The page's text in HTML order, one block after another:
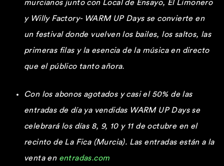
murcianos junto con Local de Ensayo, El Limonero
y Willy Factory- WARM UP Days se convierte en
un festival donde vuelven los bailes, los saltos, las
primeras filas y la esencia de la música en directo
que el público tanto añora.
Con los abonos agotados y casi el 50% de las
entradas de día ya vendidas WARM UP Days se
celebrará los días 8, 9, 10 y 11 de octubre en el
recinto de La Fica (Murcia). Las entradas están a la
venta en entradas.com